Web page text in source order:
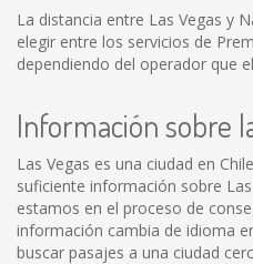
La distancia entre Las Vegas y
elegir entre los servicios de
dependiendo del operador que
Información sobre
Las Vegas es una ciudad en
suficiente información sobre
estamos en el proceso de
información cambia de idioma
buscar pasajes a una ciudad